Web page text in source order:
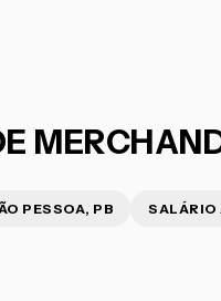
PESSOA, PB SALÁRIO